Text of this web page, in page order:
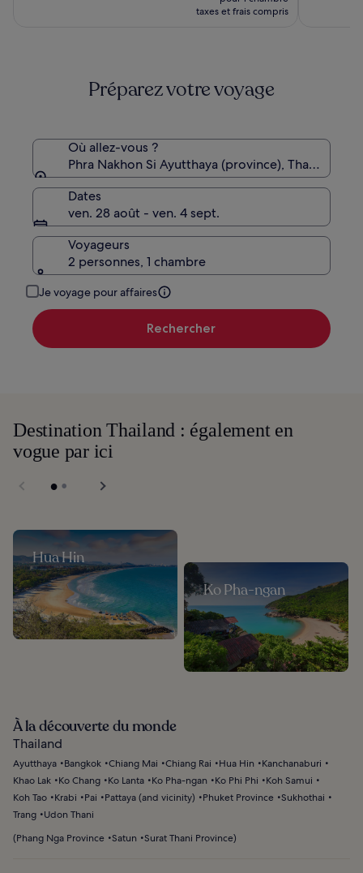
prix
taxes et frais compris
Préparez votre voyage
Où allez-vous ?
Phra Nakhon Si Ayutthaya (province), Thaïlande
Dates
ven. 28 août - ven. 4 sept.
Voyageurs
2 personnes, 1 chambre
Je voyage pour affaires
Rechercher
Destination Thailand : également en
vogue par ici
Hua Hin
Ko Pha-ngan
À la découverte du monde
Thailand
Ayutthaya Bangkok Chiang Mai Chiang Rai Hua Hin
Kanchanaburi
Khao Lak
Ko Chang Ko Lanta Ko Pha-ngan Ko Phi Phi
Koh Samui
Koh Tao
Krabi Pai Pattaya (and vicinity) Phuket Province Sukhothai
Trang
Udon Thani
(Phang Nga Province Satun Surat Thani Province)